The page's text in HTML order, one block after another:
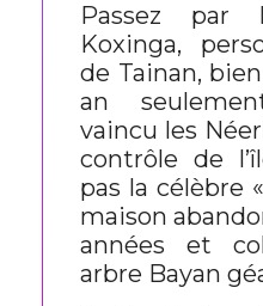
Passez
Koxinga,
de Tainan,
an
vaincu les
contrôle de
pas la célèbre
maison
années et
arbre Bayan